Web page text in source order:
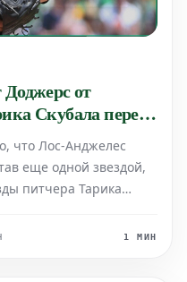
от
Скубала перед
что Лос-Анджелес
еще одной звездой,
питчера Тарика
1 МИН